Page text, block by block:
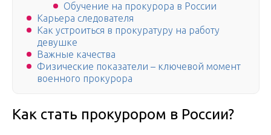
Обучение на прокурора в России
Карьера следователя
Как устроиться в прокуратуру на работу
девушке
Важные качества
Физические показатели – ключевой момент
военного прокурора
Как стать прокурором в России?